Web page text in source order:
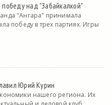
над "Забайкалкой"
"Ангара" принимала
победу в трех партиях. Игры
Юрий Курин
нашего региона. Их